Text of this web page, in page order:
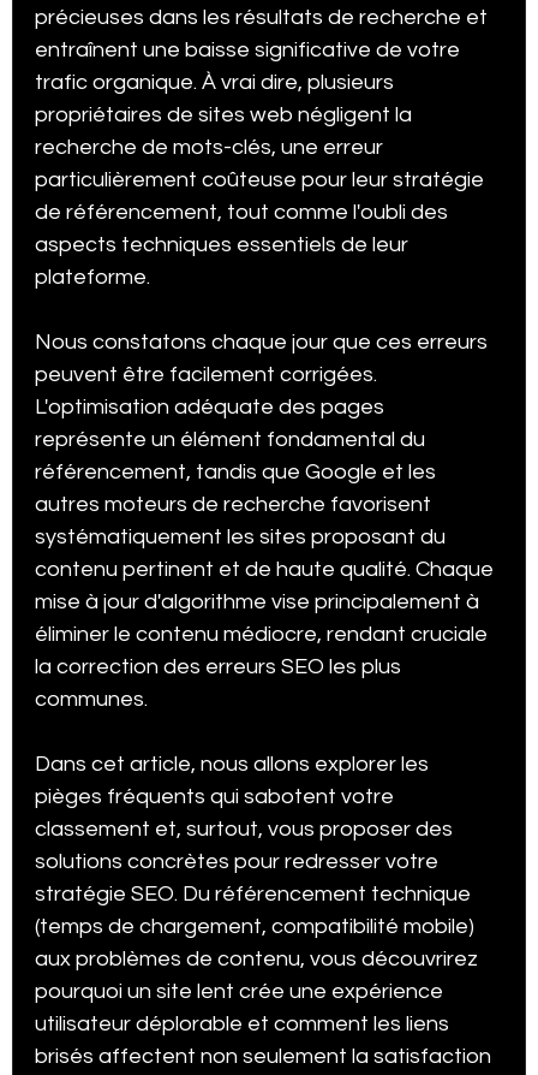
Statistiques Médias Sociaux
Certification SEMRush SEO E-Commerce
Expérience Client & CRM
précieuses dans les résultats de recherche et
entraînent une baisse significative de votre
trafic organique. À vrai dire, plusieurs
propriétaires de sites web négligent la
recherche de mots-clés, une erreur
particulièrement coûteuse pour leur stratégie
de référencement, tout comme l'oubli des
aspects techniques essentiels de leur
plateforme.
Nous constatons chaque jour que ces erreurs
peuvent être facilement corrigées.
L'optimisation adéquate des pages
représente un élément fondamental du
référencement, tandis que Google et les
autres moteurs de recherche favorisent
systématiquement les sites proposant du
contenu pertinent et de haute qualité. Chaque
mise à jour d'algorithme vise principalement à
éliminer le contenu médiocre, rendant cruciale
la correction des erreurs SEO les plus
communes.
Dans cet article, nous allons explorer les
pièges fréquents qui sabotent votre
classement et, surtout, vous proposer des
solutions concrètes pour redresser votre
stratégie SEO. Du référencement technique
(temps de chargement, compatibilité mobile)
aux problèmes de contenu, vous découvrirez
pourquoi un site lent crée une expérience
utilisateur déplorable et comment les liens
brisés affectent non seulement la satisfaction